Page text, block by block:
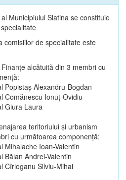
Municipiului Slatina se constituie
comisiilor de specialitate este
alcătuită din 3 membri cu
Popistaș Alexandru-Bogdan
Comănescu Ionuț-Ovidiu
Giura Laura
teritoriului şi urbanism
cu următoarea componenţă:
Mihalache Ioan-Valentin
Bălan Andrei-Valentin
Cîrloganu Silviu-Mihai